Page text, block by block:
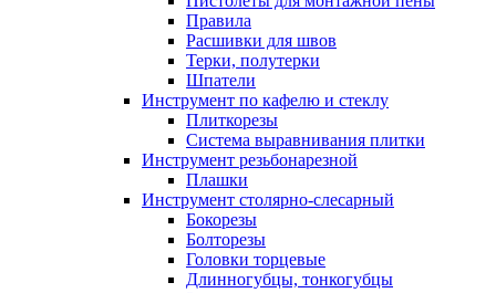
Правила
Расшивки для швов
Терки, полутерки
Шпатели
Инструмент по кафелю и стеклу
Плиткорезы
Система выравнивания плитки
Инструмент резьбонарезной
Плашки
Инструмент столярно-слесарный
Бокорезы
Болторезы
Головки торцевые
Длинногубцы, тонкогубцы